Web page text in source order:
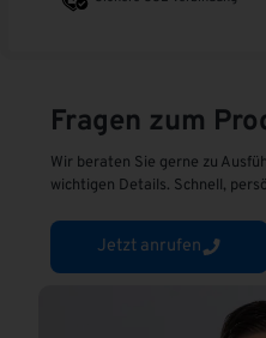
Fragen zum
Wir beraten Sie gerne zu
wichtigen Details. Schnell,
Jetzt anrufen